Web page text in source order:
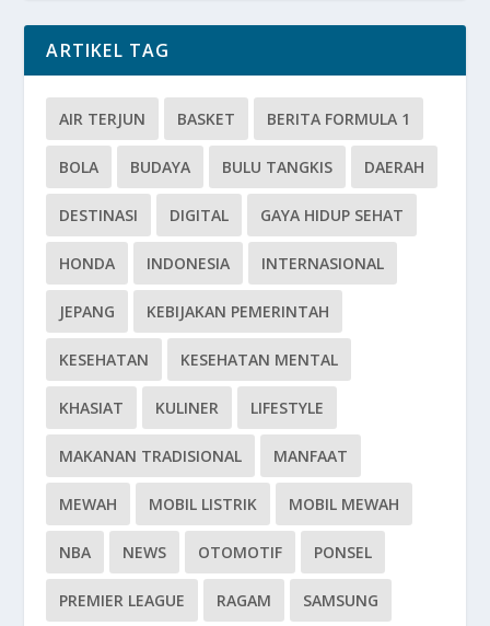
ARTIKEL TAG
AIR TERJUN BASKET BERITA FORMULA 1
BOLA BUDAYA BULU TANGKIS DAERAH
DESTINASI DIGITAL GAYA HIDUP SEHAT
HONDA INDONESIA INTERNASIONAL
JEPANG KEBIJAKAN PEMERINTAH
KESEHATAN KESEHATAN MENTAL
KHASIAT KULINER LIFESTYLE
MAKANAN TRADISIONAL MANFAAT
MEWAH MOBIL LISTRIK MOBIL MEWAH
NBA NEWS OTOMOTIF PONSEL
PREMIER LEAGUE RAGAM SAMSUNG